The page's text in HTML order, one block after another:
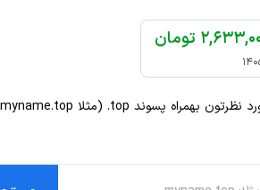
تومان
نظرتون بهمراه پسوند .top